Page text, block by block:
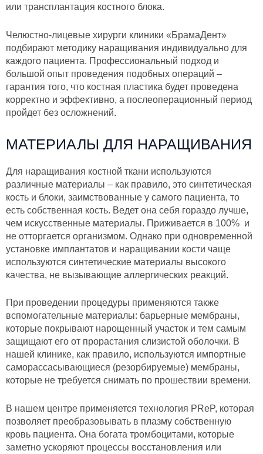
или трансплантация костного блока.
Челюстно-лицевые хирурги клиники «БрамаДент»
подбирают методику наращивания индивидуально для
каждого пациента. Профессиональный подход и
большой опыт проведения подобных операций –
гарантия того, что костная пластика будет проведена
корректно и эффективно, а послеоперационный период
пройдет без осложнений.
МАТЕРИАЛЫ ДЛЯ НАРАЩИВАНИЯ
Для наращивания костной ткани используются
различные материалы – как правило, это синтетическая
кость и блоки, заимствованные у самого пациента, то
есть собственная кость. Ведет она себя гораздо лучше,
чем искусственные материалы. Приживается в 100% и
не отторгается организмом. Однако при одновременной
установке имплантатов и наращивании кости чаще
используются синтетические материалы высокого
качества, не вызывающие аллергических реакций.
При проведении процедуры применяются также
вспомогательные материалы: барьерные мембраны,
которые покрывают нарощенный участок и тем самым
защищают его от прорастания слизистой оболочки. В
нашей клинике, как правило, используются импортные
саморассасывающиеся (резорбируемые) мембраны,
которые не требуется снимать по прошествии времени.
В нашем центре применяется технология PReP, которая
позволяет преобразовывать в плазму собственную
кровь пациента. Она богата тромбоцитами, которые
заметно ускоряют процессы восстановления или